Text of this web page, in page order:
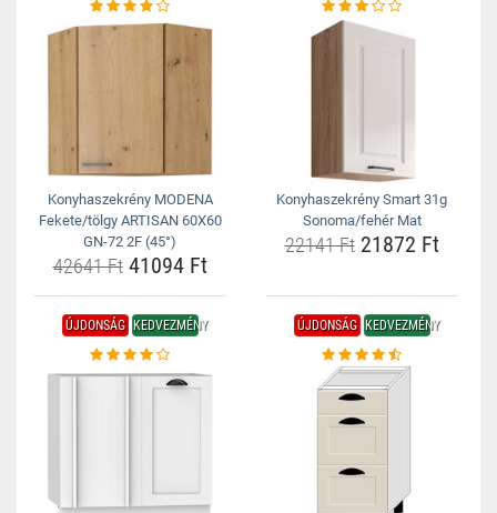
Konyhaszekrény MODENA
Fekete/tölgy ARTISAN 60X60
GN-72 2F (45°)
42641 Ft41094 Ft
Konyhaszekrény Smart 31g
Sonoma/fehér Mat
22141 Ft21872 Ft
ÚJDONSÁG KEDVEZMÉNY ÚJDONSÁG KEDVEZMÉNY